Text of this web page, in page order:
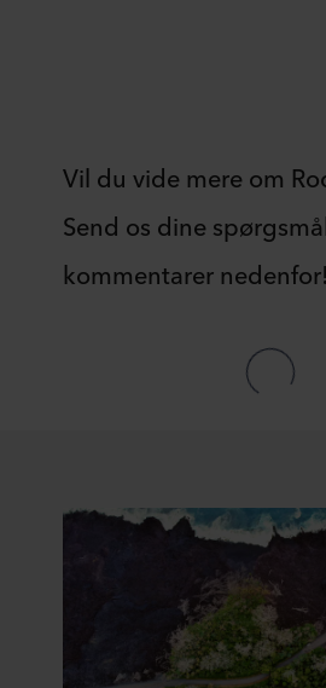
Vil du vide mere om
Send os dine
kommentarer nedenfor!